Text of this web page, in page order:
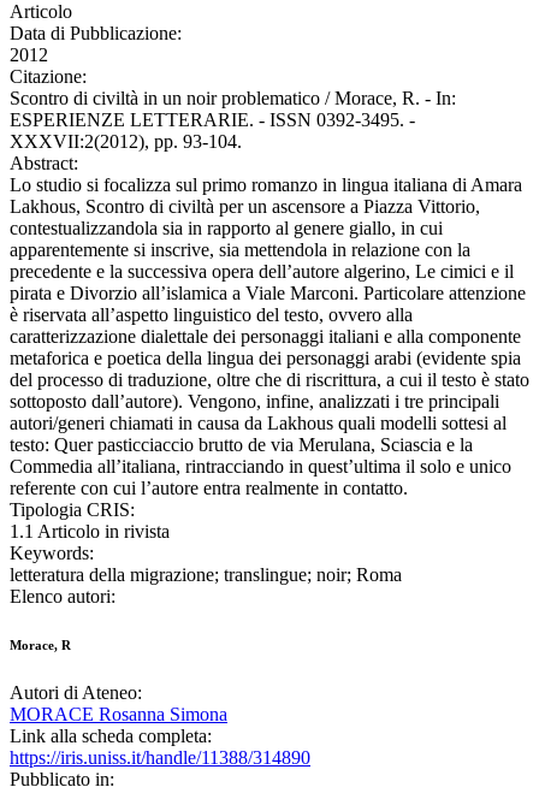
Articolo
Data di Pubblicazione:
2012
Citazione:
Scontro di civiltà in un noir problematico / Morace, R. - In:
ESPERIENZE LETTERARIE. - ISSN 0392-3495. -
XXXVII:2(2012), pp. 93-104.
Abstract:
Lo studio si focalizza sul primo romanzo in lingua italiana di Amara
Lakhous, Scontro di civiltà per un ascensore a Piazza Vittorio,
contestualizzandola sia in rapporto al genere giallo, in cui
apparentemente si inscrive, sia mettendola in relazione con la
precedente e la successiva opera dell’autore algerino, Le cimici e il
pirata e Divorzio all’islamica a Viale Marconi. Particolare attenzione
è riservata all’aspetto linguistico del testo, ovvero alla
caratterizzazione dialettale dei personaggi italiani e alla componente
metaforica e poetica della lingua dei personaggi arabi (evidente spia
del processo di traduzione, oltre che di riscrittura, a cui il testo è stato
sottoposto dall’autore). Vengono, infine, analizzati i tre principali
autori/generi chiamati in causa da Lakhous quali modelli sottesi al
testo: Quer pasticciaccio brutto de via Merulana, Sciascia e la
Commedia all’italiana, rintracciando in quest’ultima il solo e unico
referente con cui l’autore entra realmente in contatto.
Tipologia CRIS:
1.1 Articolo in rivista
Keywords:
letteratura della migrazione; translingue; noir; Roma
Elenco autori:
Morace, R
Autori di Ateneo:
MORACE Rosanna Simona
Link alla scheda completa:
https://iris.uniss.it/handle/11388/314890
Pubblicato in: